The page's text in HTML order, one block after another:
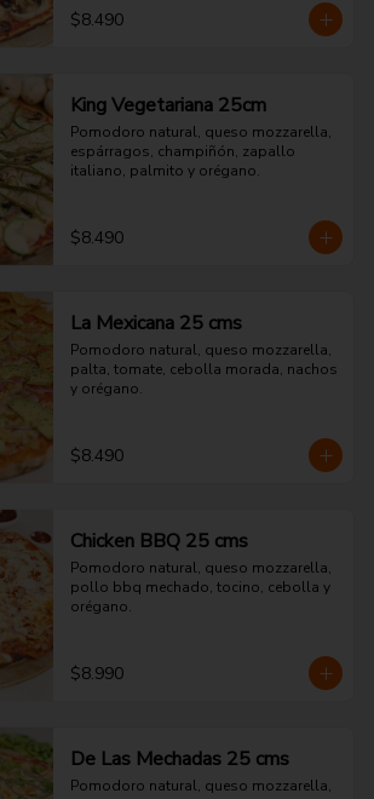
$8.490
King Vegetariana 25cm
Pomodoro natural, queso mozzarella,
espárragos, champiñón, zapallo
italiano, palmito y orégano.
$8.490
La Mexicana 25 cms
Pomodoro natural, queso mozzarella,
palta, tomate, cebolla morada, nachos
y orégano.
$8.490
Chicken BBQ 25 cms
Pomodoro natural, queso mozzarella,
pollo bbq mechado, tocino, cebolla y
orégano.
$8.990
De Las Mechadas 25 cms
Pomodoro natural, queso mozzarella,